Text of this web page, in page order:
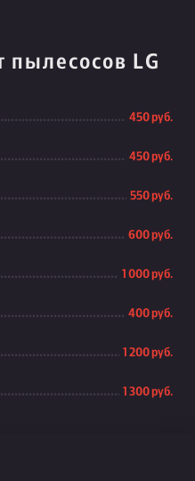
LG
450 руб.
450 руб.
550 руб.
600 руб.
1 000 руб.
400 руб.
1 200 руб.
1 300 руб.